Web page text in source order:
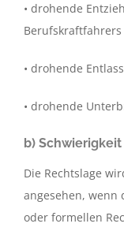
• drohende
Berufskraftfahrers
• drohende
• drohende
b)
Die Rechtslage
angesehen, wenn
oder formellen